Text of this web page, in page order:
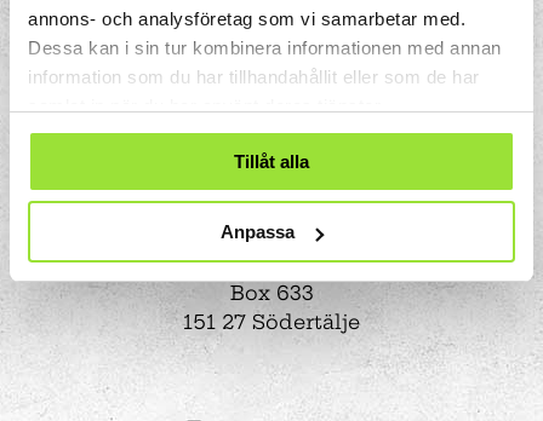
annons- och analysföretag som vi samarbetar med.
Dessa kan i sin tur kombinera informationen med annan
information som du har tillhandahållit eller som de har
Tillåt alla
Anpassa
Storgatan 33
Box 633
151 27 Södertälje